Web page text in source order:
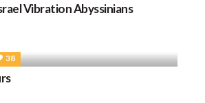
Vibration Abyssinians
38